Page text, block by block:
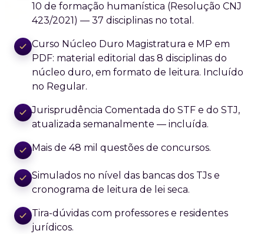
10 de formação humanística (Resolução CNJ
423/2021) — 37 disciplinas no total.
Curso Núcleo Duro Magistratura e MP em
PDF: material editorial das 8 disciplinas do
núcleo duro, em formato de leitura. Incluído
no Regular.
Jurisprudência Comentada do STF e do STJ,
atualizada semanalmente — incluída.
Mais de 48 mil questões de concursos.
Simulados no nível das bancas dos TJs e
cronograma de leitura de lei seca.
Tira-dúvidas com professores e residentes
jurídicos.